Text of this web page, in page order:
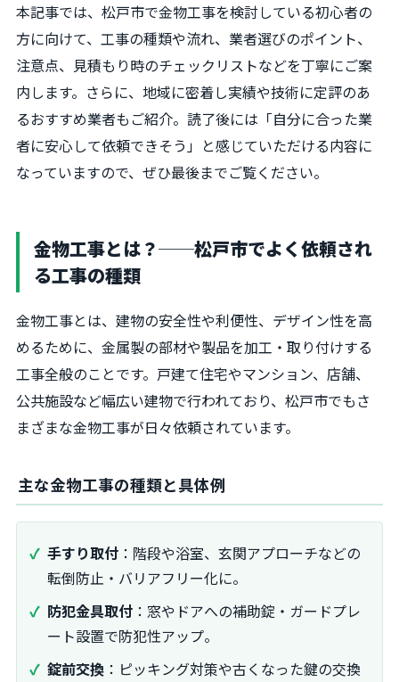
本記事では、松戸市で金物工事を検討している初心者の
方に向けて、工事の種類や流れ、業者選びのポイント、
注意点、見積もり時のチェックリストなどを丁寧にご案
内します。さらに、地域に密着し実績や技術に定評のあ
るおすすめ業者もご紹介。読了後には「自分に合った業
者に安心して依頼できそう」と感じていただける内容に
なっていますので、ぜひ最後までご覧ください。
金物工事とは？──松戸市でよく依頼され
る工事の種類
金物工事とは、建物の安全性や利便性、デザイン性を高
めるために、金属製の部材や製品を加工・取り付けする
工事全般のことです。戸建て住宅やマンション、店舗、
公共施設など幅広い建物で行われており、松戸市でもさ
まざまな金物工事が日々依頼されています。
主な金物工事の種類と具体例
手すり取付 ：階段や浴室、玄関アプローチなどの
転倒防止・バリアフリー化に。
防犯金具取付 ：窓やドアへの補助錠・ガードプレ
ート設置で防犯性アップ。
錠前交換 ：ピッキング対策や古くなった鍵の交換